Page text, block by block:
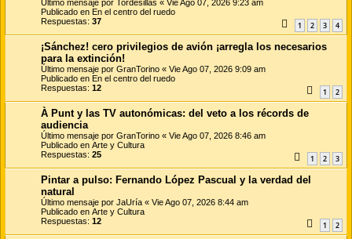
Último mensaje por Tordesillas « Vie Ago 07, 2026 9:23 am
Publicado en En el centro del ruedo
Respuestas: 37 1 2 3 4
¡Sánchez! cero privilegios de avión ¡arregla los necesarios
para la extinción!
Último mensaje por GranTorino « Vie Ago 07, 2026 9:09 am
Publicado en En el centro del ruedo
Respuestas: 12 1 2
À Punt y las TV autonómicas: del veto a los récords de
audiencia
Último mensaje por GranTorino « Vie Ago 07, 2026 8:46 am
Publicado en Arte y Cultura
Respuestas: 25 1 2 3
Pintar a pulso: Fernando López Pascual y la verdad del
natural
Último mensaje por JaUría « Vie Ago 07, 2026 8:44 am
Publicado en Arte y Cultura
Respuestas: 12 1 2